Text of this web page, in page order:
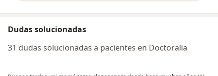
Dudas solucionadas
31 dudas solucionadas a pacientes en Doctoralia